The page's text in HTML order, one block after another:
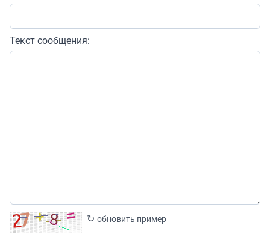
Текст сообщения:
↻ обновить пример